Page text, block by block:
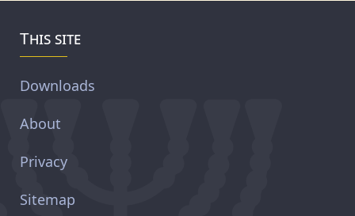
This site
Downloads
About
Privacy
Sitemap